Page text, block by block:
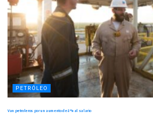
PETRÓLEO
Van petroleros por un aumento de 8 % al salario